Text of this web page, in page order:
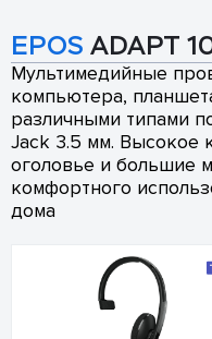
EPOS ADAPT
Мультимедийные
компьютера,
различными типами
Jack 3.5 мм. Высокое
оголовье и большие
комфортного
дома